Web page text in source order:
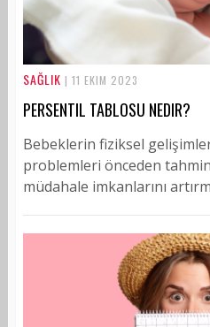
SAĞLIK | 11 EKIM 2023
PERSENTIL TABLOSU NEDIR?
Bebeklerin fiziksel
problemleri önceden
müdahale imkanlarını